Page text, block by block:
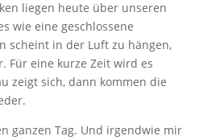
liegen heute über unseren
wie eine geschlossene
scheint in der Luft zu hängen,
Für eine kurze Zeit wird es
zeigt sich, dann kommen die
ganzen Tag. Und irgendwie mir